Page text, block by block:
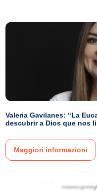
Valeria Gavilanes: “La
descubrir a Dios que nos
Maggiori informazioni